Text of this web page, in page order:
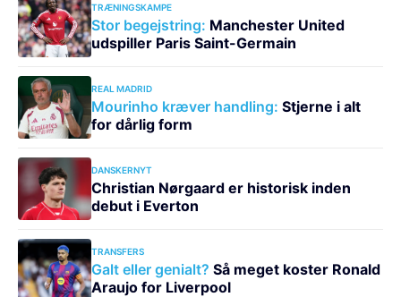
TRÆNINGSKAMPE
Stor begejstring: Manchester United
udspiller Paris Saint-Germain
REAL MADRID
Mourinho kræver handling: Stjerne i alt
for dårlig form
DANSKERNYT
Christian Nørgaard er historisk inden
debut i Everton
TRANSFERS
Galt eller genialt? Så meget koster Ronald
Araujo for Liverpool